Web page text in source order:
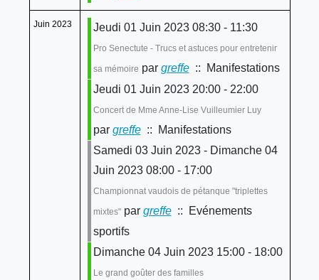
Juin 2023 Jeudi 01 Juin 2023 08:30 - 11:30
Pro Senectute - Trucs et astuces pour entretenir
sa mémoire par greffe:: Manifestations
Jeudi 01 Juin 2023 20:00 - 22:00
Concert de Mme Anne-Lise Vuilleumier Luy
par greffe:: Manifestations
Samedi 03 Juin 2023 - Dimanche 04
Juin 2023 08:00 - 17:00
Championnat vaudois de pétanque "triplettes
mixtes"par greffe:: Evénements
sportifs
Dimanche 04 Juin 2023 15:00 - 18:00
Le grand goûter des familles